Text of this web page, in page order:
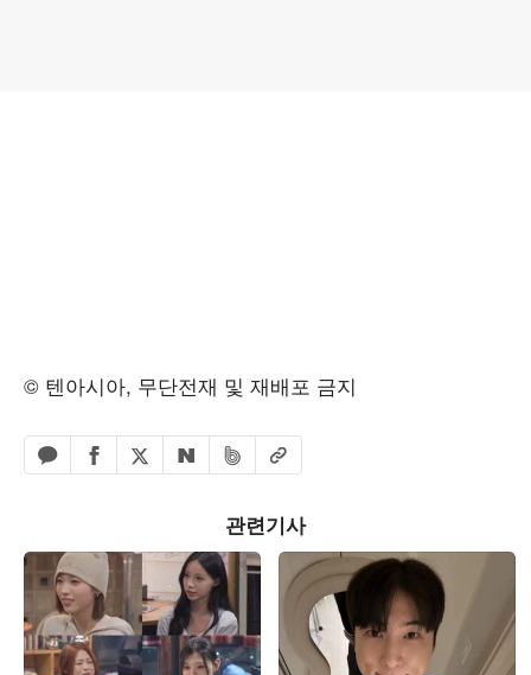
© 텐아시아, 무단전재 및 재배포 금지
카카오톡 공유하기
페이스북 공유하기
엑스 공유하기
네이버 공유하기
밴드 공유하기
URL복사
관련기사